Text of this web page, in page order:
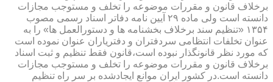
برخلاف قانون و مقررات موضوعه را تخلف و مستوجب مجازات
دانسته است ولی ماده ۲۹ آیین نامه دفاتر اسناد رسمی مصوب
۱۳۵۴ «تنظیم سند برخلاف بخشنامه ها و دستورالعمل ها» را به
عنوان تخلفات انتظامی سردفتران و دفتریاران عنوان نموده است
که مورد نظر قانونگذار نبوده است،قانون فقط تنظیم و ثبت اسناد
برخلاف قانون و مقررات موضوعه را تخلف و مستوجب مجازات
دانسته است.در کشور ایران موانع ایجادشده بر سر راه تنظیم